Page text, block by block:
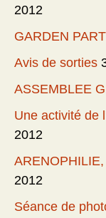
2012
GARDEN
Avis de sorties
ASSEMBLEE
Une activité de
2012
2012
Séance de